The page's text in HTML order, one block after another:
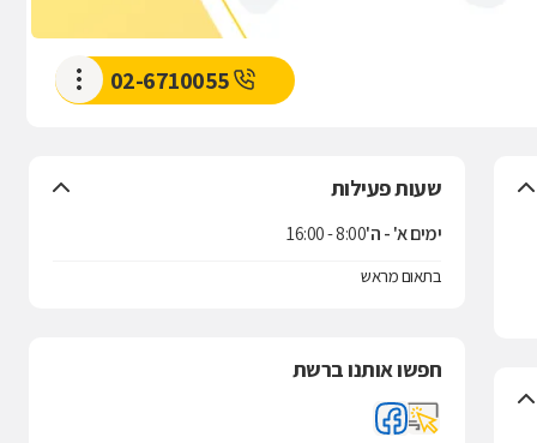
02-6710055
שעות פעילות
ימים א' - ה'8:00 - 16:00
בתאום מראש
חפשו אותנו ברשת